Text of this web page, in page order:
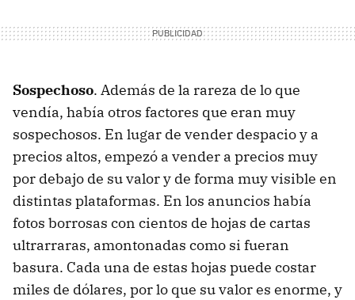
Sospechoso. Además de la rareza de lo que
vendía, había otros factores que eran muy
sospechosos. En lugar de vender despacio y a
precios altos, empezó a vender a precios muy
por debajo de su valor y de forma muy visible en
distintas plataformas. En los anuncios había
fotos borrosas con cientos de hojas de cartas
ultrarraras, amontonadas como si fueran
basura. Cada una de estas hojas puede costar
miles de dólares, por lo que su valor es enorme, y